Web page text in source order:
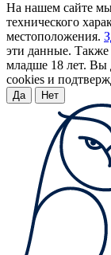
На нашем сайте
технического
местоположения.
эти данные. Также
младше 18 лет. Вы
cookies и
Да Нет